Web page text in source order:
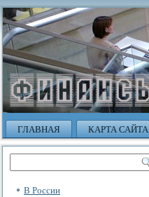
ГЛАВНАЯ КАРТА САЙТА
В России